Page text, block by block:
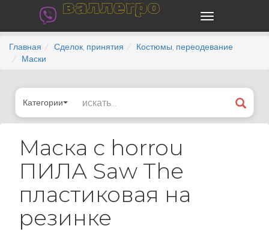
валлегро
Главная Сделок, принятия
Костюмы, переодевание
Маски
Категории
Маска с horrou
ПИЛА Saw The
пластиковая на
резинке